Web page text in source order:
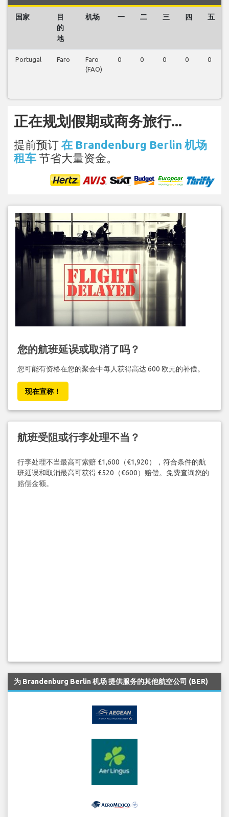
国家
目
的
地
机场 一 二 三 四 五
Portugal Faro
Faro
(FAO)
0 0 0 0 0
正在规划假期或商务旅行...
提前预订 在 Brandenburg Berlin 机场
租车 节省大量资金。
您的航班延误或取消了吗？
您可能有资格在您的聚会中每人获得高达 600 欧元的补偿。
现在宣称！
航班受阻或行李处理不当？
行李处理不当最高可索赔 £1,600（€1,920），符合条件的航
班延误和取消最高可获得 £520（€600）赔偿。免费查询您的
赔偿金额。
为 Brandenburg Berlin 机场 提供服务的其他航空公司 (BER)